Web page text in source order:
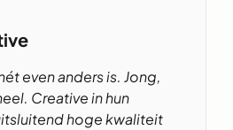
even anders is. Jong,
Creative in hun
hoge kwaliteit